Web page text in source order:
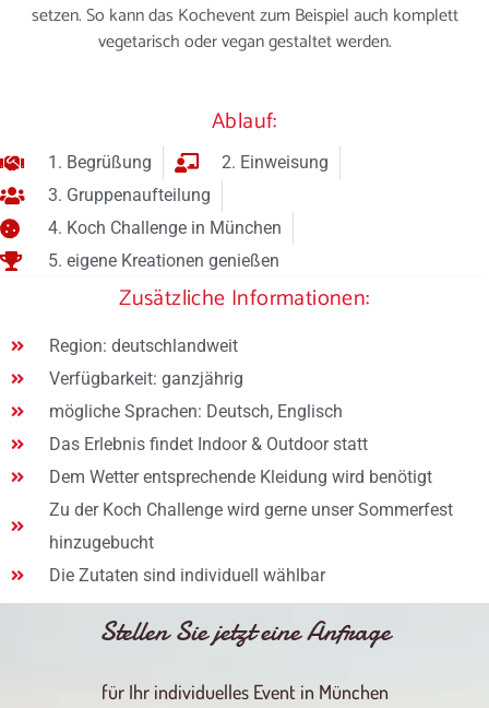
setzen. So kann das Kochevent zum Beispiel auch komplett
vegetarisch oder vegan gestaltet werden.
Ablauf:
1. Begrüßung
2. Einweisung
3. Gruppenaufteilung
4. Koch Challenge in München
5. eigene Kreationen genießen
Zusätzliche Informationen:
Region: deutschlandweit
Verfügbarkeit: ganzjährig
mögliche Sprachen: Deutsch, Englisch
Das Erlebnis findet Indoor & Outdoor statt
Dem Wetter entsprechende Kleidung wird benötigt
Zu der Koch Challenge wird gerne unser Sommerfest
hinzugebucht
Die Zutaten sind individuell wählbar
Stellen Sie jetzt eine Anfrage
für Ihr individuelles Event in München